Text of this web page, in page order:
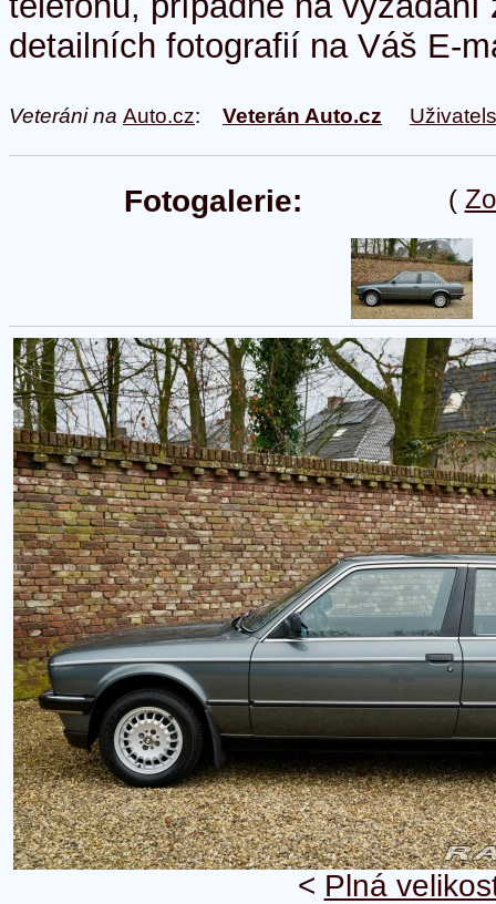
detailních fotografií na Váš E-
Veteráni na Auto.cz: Veterán Auto.cz
(
Fotogalerie:
< Plná